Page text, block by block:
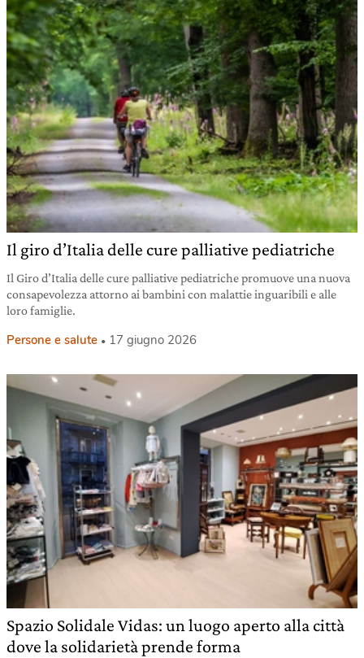
Il giro d’Italia delle cure palliative pediatriche
Il Giro d’Italia delle cure palliative pediatriche promuove una nuova
consapevolezza attorno ai bambini con malattie inguaribili e alle
loro famiglie.
Persone e salute 17 giugno 2026
Spazio Solidale Vidas: un luogo aperto alla città
dove la solidarietà prende forma